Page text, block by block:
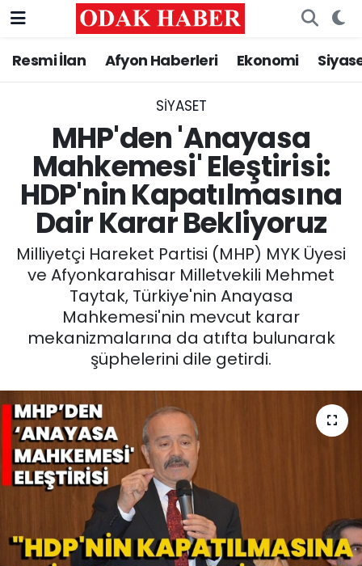
Resmi İlan Afyon Haberleri Ekonomi
SIYASET
MHP'den 'Anayasa
Mahkemesi' Eleştirisi:
HDP'nin Kapatılmasına
Dair Karar Bekliyoruz
Milliyetçi Hareket Partisi (MHP) MYK Üyesi
ve Afyonkarahisar Milletvekili Mehmet
Taytak, Türkiye'nin Anayasa
Mahkemesi'nin mevcut karar
mekanizmalarına da atıfta bulunarak
şüphelerini dile getirdi.
AFYONKARAHİSAR HABERLERİ
ASAYİŞ
GÜNCEL
SİYASET
EĞİTİM
MAGAZİN
SAĞLIK
SPOR
11:11 MANŞET
Nöbetçi Eczaneler
Trafik Durumu
Süper Lig Puan Durumu ve Fikstür
Tüm Manşetler
Son Dakika Haberleri
Haber Arşivi